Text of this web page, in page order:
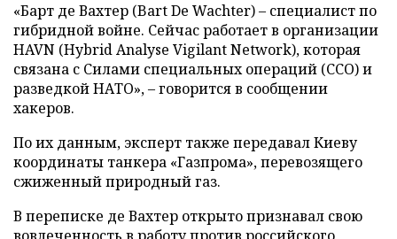
«Барт де Вахтер (Bart De Wachter) – специалист по
гибридной войне. Сейчас работает в организации
HAVN (Hybrid Analyse Vigilant Network), которая
связана с Силами специальных операций (ССО) и
разведкой НАТО», – говорится в сообщении
хакеров.
По их данным, эксперт также передавал Киеву
координаты танкера «Газпрома», перевозящего
сжиженный природный газ.
В переписке де Вахтер открыто признавал свою